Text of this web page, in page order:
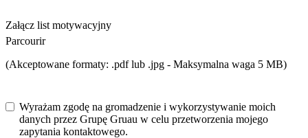
Załącz list motywacyjny
Parcourir
(Akceptowane formaty: .pdf lub .jpg - Maksymalna waga 5 MB)
Wyrażam zgodę na gromadzenie i wykorzystywanie moich
danych przez Grupę Gruau w celu przetworzenia mojego
zapytania kontaktowego.